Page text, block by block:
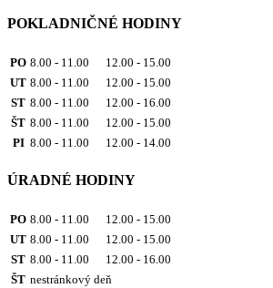
POKLADNIČNÉ HODINY
PO 8.00 - 11.00 12.00 - 15.00
UT 8.00 - 11.00 12.00 - 15.00
ST 8.00 - 11.00 12.00 - 16.00
ŠT 8.00 - 11.00 12.00 - 15.00
PI 8.00 - 11.00 12.00 - 14.00
ÚRADNÉ HODINY
PO 8.00 - 11.00 12.00 - 15.00
UT 8.00 - 11.00 12.00 - 15.00
ST 8.00 - 11.00 12.00 - 16.00
ŠT nestránkový deň